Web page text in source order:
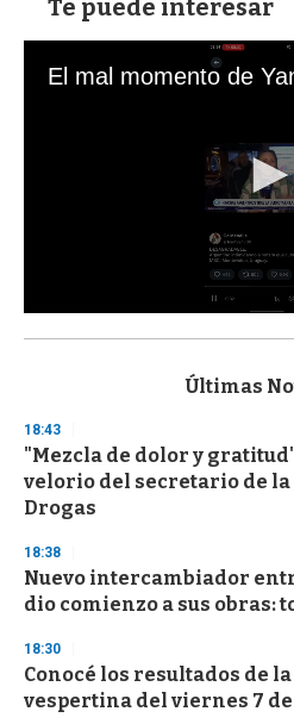
Te puede interesar
s
d
s
o
f
3
s
e
c
o
d
s
Últimas
18:43
"Mezcla de dolor y
velorio del secretario de la
Drogas
18:38
Nuevo intercambiador
dio comienzo a sus obras:
18:30
Conocé los resultados de
vespertina del viernes 7 de